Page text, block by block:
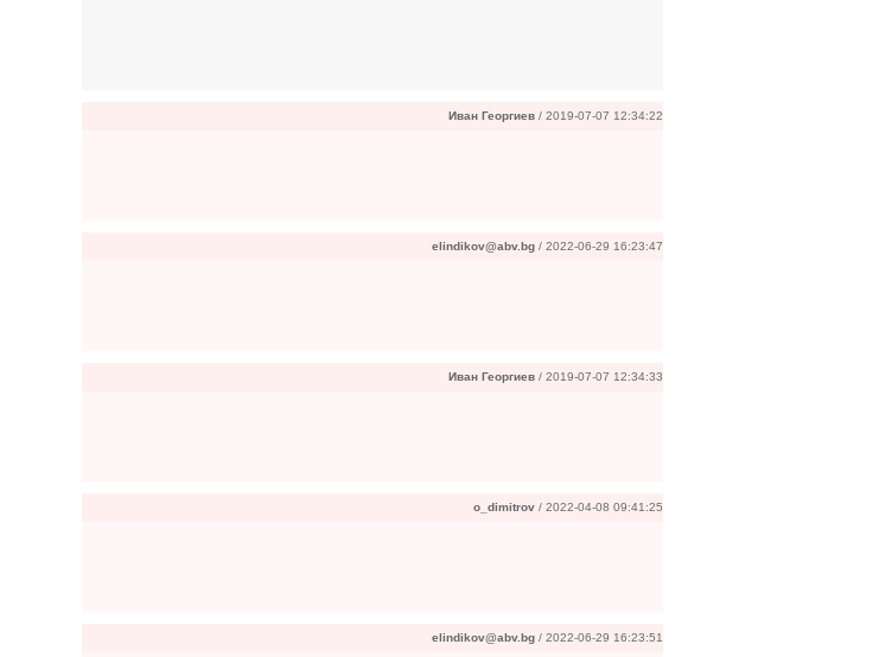
Иван Георгиев / 2019-07-07 12:34:22
elindikov@abv.bg / 2022-06-29 16:23:47
Иван Георгиев / 2019-07-07 12:34:33
o_dimitrov / 2022-04-08 09:41:25
elindikov@abv.bg / 2022-06-29 16:23:51